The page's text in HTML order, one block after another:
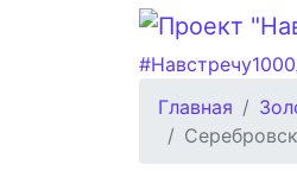
Главная